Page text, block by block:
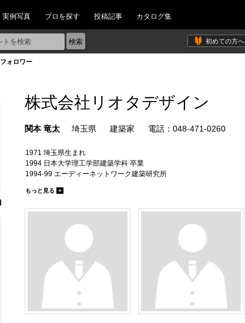
実例写真 プロを探す 投稿記事 カタログ集
初めての方へ
フォロワー
株式会社リオタデザイン
関本 竜太 埼玉県 建築家 電話：048-471-0260
1971 埼玉県生まれ
1994 日本大学理工学部建築学科 卒業
1994-99 エーディーネットワーク建築研究所
2001 現地の設計事務所でプロジェクトに関わる
2007/01 株式会社リオタデザイン 代表取締役
埼玉建築士会会員
北欧建築・デザイン協会(SADI) 理事
もっと見る +